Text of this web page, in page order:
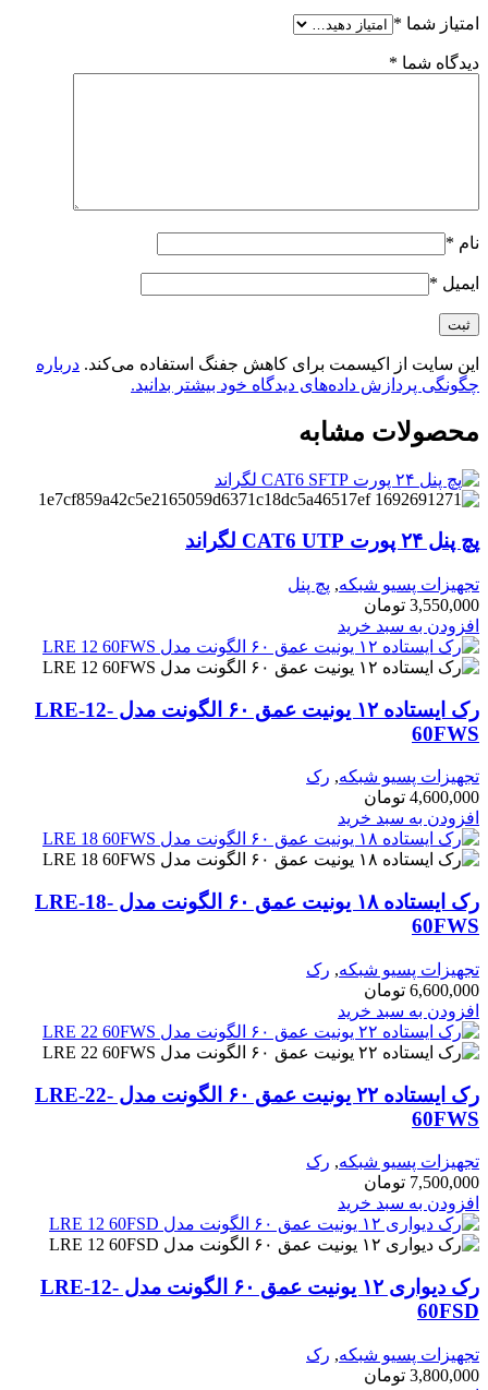
امتیاز شما *
دیدگاه شما *
نام *
ایمیل *
این سایت از اکیسمت برای کاهش جفنگ استفاده می‌کند. درباره
چگونگی پردازش داده‌های دیدگاه خود بیشتر بدانید.
محصولات مشابه
پچ پنل ۲۴ پورت CAT6 UTP لگراند
تجهیزات پسیو شبکه, پچ پنل
3,550,000 تومان
افزودن به سبد خرید
رک ایستاده ۱۲ یونیت عمق ۶۰ الگونت مدل LRE-12-
60FWS
تجهیزات پسیو شبکه, رک
4,600,000 تومان
افزودن به سبد خرید
رک ایستاده ۱۸ یونیت عمق ۶۰ الگونت مدل LRE-18-
60FWS
تجهیزات پسیو شبکه, رک
6,600,000 تومان
افزودن به سبد خرید
رک ایستاده ۲۲ یونیت عمق ۶۰ الگونت مدل LRE-22-
60FWS
تجهیزات پسیو شبکه, رک
7,500,000 تومان
افزودن به سبد خرید
رک دیواری ۱۲ یونیت عمق ۶۰ الگونت مدل LRE-12-
60FSD
تجهیزات پسیو شبکه, رک
3,800,000 تومان